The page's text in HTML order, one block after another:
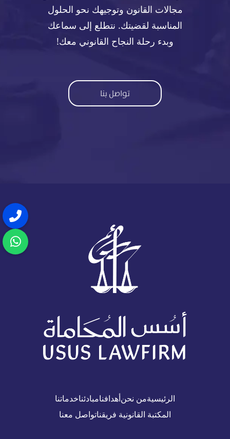
مجالات القانون وتوجيهك نحو الحلول
المناسبة لقضيتك. نتطلع إلى سماعك
وبدء رحلة النجاح القانوني معك!
تواصل بنا
الرئيسيةمن نحنأهدافنامبادئناخدماتنا
المكتبة القانونية فريقناتواصل معنا